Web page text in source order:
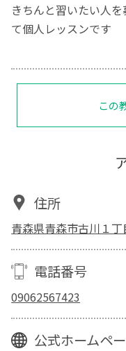
きちんと習いたい人
て個人レッスンです
この
住所
青森県青森市古川１丁
電話番号
09062567423
公式ホームペ